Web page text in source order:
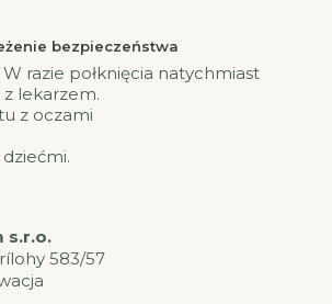
bezpieczeństwa
razie połknięcia natychmiast
lekarzem.
z oczami
s.r.o.
583/57